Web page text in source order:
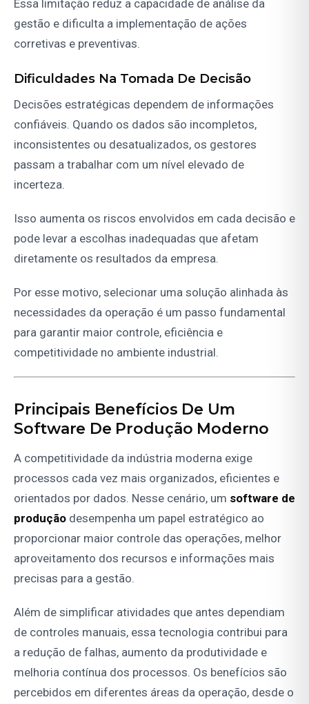
Essa limitação reduz a capacidade de análise da
gestão e dificulta a implementação de ações
corretivas e preventivas.
Dificuldades Na Tomada De Decisão
Decisões estratégicas dependem de informações
confiáveis. Quando os dados são incompletos,
inconsistentes ou desatualizados, os gestores
passam a trabalhar com um nível elevado de
incerteza.
Isso aumenta os riscos envolvidos em cada decisão e
pode levar a escolhas inadequadas que afetam
diretamente os resultados da empresa.
Por esse motivo, selecionar uma solução alinhada às
necessidades da operação é um passo fundamental
para garantir maior controle, eficiência e
competitividade no ambiente industrial.
Principais Benefícios De Um
Software De Produção Moderno
A competitividade da indústria moderna exige
processos cada vez mais organizados, eficientes e
orientados por dados. Nesse cenário, um software de
produção desempenha um papel estratégico ao
proporcionar maior controle das operações, melhor
aproveitamento dos recursos e informações mais
precisas para a gestão.
Além de simplificar atividades que antes dependiam
de controles manuais, essa tecnologia contribui para
a redução de falhas, aumento da produtividade e
melhoria contínua dos processos. Os benefícios são
percebidos em diferentes áreas da operação, desde o